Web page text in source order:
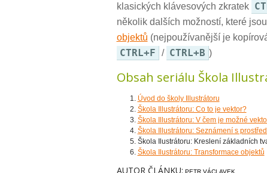
klasických klávesových zkratek
několik dalších možností, které
objektů (nejpoužívanější je
CTRL+F / CTRL+B )
Obsah seriálu Škola
Úvod do školy Illustrátoru
Škola Illustrátoru: Co to je vektor?
Škola Illustrátoru: V čem je možné
Škola Illustrátoru: Seznámení s
Škola Ilustrátoru: Kreslení základních
Škola Ilustrátoru: Transformace objektů
AUTOR ČLÁNKU: PETR VÁCLAVEK